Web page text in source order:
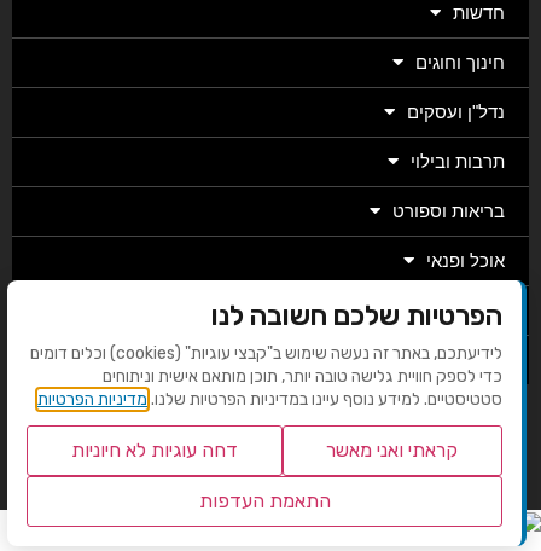
חדשות
חינוך וחוגים
נדל"ן ועסקים
תרבות ובילוי
בריאות וספורט
אוכל ופנאי
מגזין
מערכת
בניית אתרים EMG
הפרטיות שלכם חשובה לנו
לידיעתכם, באתר זה נעשה שימוש ב"קבצי עוגיות" (cookies) וכלים דומים
כדי לספק חוויית גלישה טובה יותר, תוכן מותאם אישית וניתוחים
סטטיסטיים. למידע נוסף עיינו במדיניות הפרטיות שלנו. מדיניות הפרטיות
קראתי ואני מאשר דחה עוגיות לא חיוניות
התאמת העדפות
שנו העדפות פרטיות